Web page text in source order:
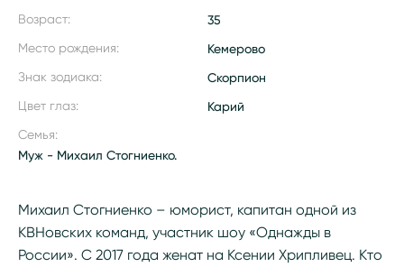
Возраст: 35
Место рождения: Кемерово
Знак зодиака: Скорпион
Цвет глаз: Карий
Семья:
Муж - Михаил Стогниенко.
Михаил Стогниенко – юморист, капитан одной из
КВНовских команд, участник шоу «Однажды в
России». С 2017 года женат на Ксении Хрипливец. Кто